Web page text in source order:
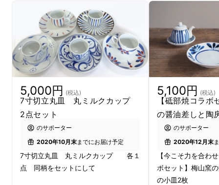
やや淡いトーンの白磁に呉須という絵の具を使
い、色をつけます。
絵の具をつけ、一気に一筆書きのように描きま
す。力強く、インパクトがあります。
5,000円 (税込)
7寸切立丸皿 丸ミルクカップ
2点セット
のサポーター
2020年10月末までにお届け予定
7寸切立丸皿 丸ミルクカップ 各１
点 同柄をセットにして
5,100円 (税込)
【砥部焼コラ
の醤油差しと陶
のサポーター
2020年12月末
【今こそ力を合わ
ボセット】梅山窯
の小皿2枚